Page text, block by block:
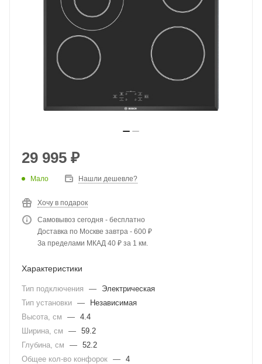
29 995 ₽
Мало Нашли дешевле?
Хочу в подарок
Самовывоз сегодня - бесплатно
Доставка по Москве завтра - 600 ₽
За пределами МКАД 40 ₽ за 1 км.
Характеристики
Тип подключения —
Электрическая
Тип установки —
Независимая
Высота, см
— 4.4
Ширина, см
— 59.2
Глубина, см
— 52.2
Общее кол-во конфорок — 4